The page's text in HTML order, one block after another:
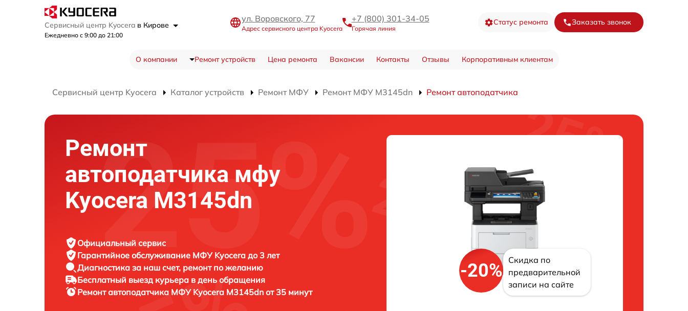
Сервисный центр Kyocera в Кирове
Ежедневно с 9:00 до 21:00
ул. Воровского, 77
Адрес сервисного центра Kyocera
+7 (800) 301-34-05
Горячая линия
Статус ремонта Заказать звонок
О компании Ремонт устройств Цена ремонта Вакансии Контакты Отзывы Корпоративным клиентам
Сервисный центр Kyocera Каталог устройств Ремонт МФУ Ремонт МФУ M3145dn Ремонт автоподатчика
Ремонт
автоподатчика мфу
Kyocera M3145dn
Официальный сервис
Гарантийное обслуживание МФУ Kyocera до 3 лет
Диагностика за наш счет, ремонт по желанию
Бесплатный выезд курьера в день обращения
Ремонт автоподатчика МФУ Kyocera M3145dn от 35 минут
-20%
Скидка по
предварительной
записи на сайте